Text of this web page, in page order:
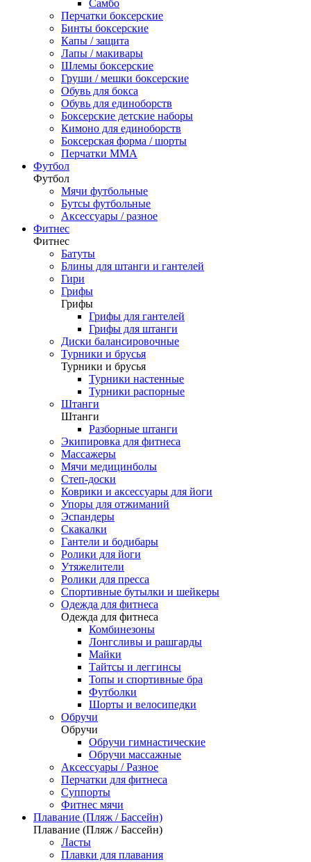
Самбо
Перчатки боксерские
Бинты боксерские
Капы / защита
Лапы / макивары
Шлемы боксерские
Груши / мешки боксерские
Обувь для бокса
Обувь для единоборств
Боксерские детские наборы
Кимоно для единоборств
Боксерская форма / шорты
Перчатки ММА
Футбол
Футбол
Мячи футбольные
Бутсы футбольные
Аксессуары / разное
Фитнес
Фитнес
Батуты
Блины для штанги и гантелей
Гири
Грифы
Грифы
Грифы для гантелей
Грифы для штанги
Диски балансировочные
Турники и брусья
Турники и брусья
Турники настенные
Турники распорные
Штанги
Штанги
Разборные штанги
Экипировка для фитнеса
Массажеры
Мячи медицинболы
Степ-доски
Коврики и аксессуары для йоги
Упоры для отжиманий
Эспандеры
Скакалки
Гантели и бодибары
Ролики для йоги
Утяжелители
Ролики для пресса
Спортивные бутылки и шейкеры
Одежда для фитнеса
Одежда для фитнеса
Комбинезоны
Лонгсливы и рашгарды
Майки
Тайтсы и леггинсы
Топы и спортивные бра
Футболки
Шорты и велосипедки
Обручи
Обручи
Обручи гимнастические
Обручи массажные
Аксессуары / Разное
Перчатки для фитнеса
Суппорты
Фитнес мячи
Плавание (Пляж / Бассейн)
Плавание (Пляж / Бассейн)
Ласты
Плавки для плавания